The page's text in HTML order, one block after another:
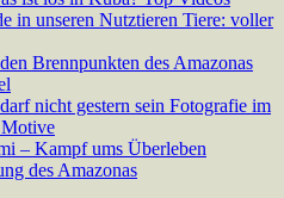
in unseren Nutztieren Tiere: voller
Brennpunkten des Amazonas
nicht gestern sein Fotografie im
Motive
– Kampf ums Überleben
des Amazonas